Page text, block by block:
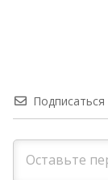
Подписаться